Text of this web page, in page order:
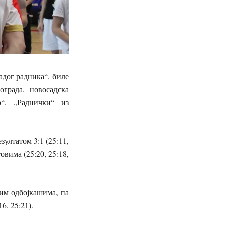
радника“, биле
новосадска
„Раднички“ из
3:1 (25:11,
(25:20, 25:18,
одбојкашима, па
25:21).